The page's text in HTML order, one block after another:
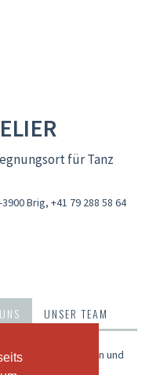
für Tanz
Brig, +41 79 288 58 64
UNSER TEAM
TänzerInnen und
beinhaltet